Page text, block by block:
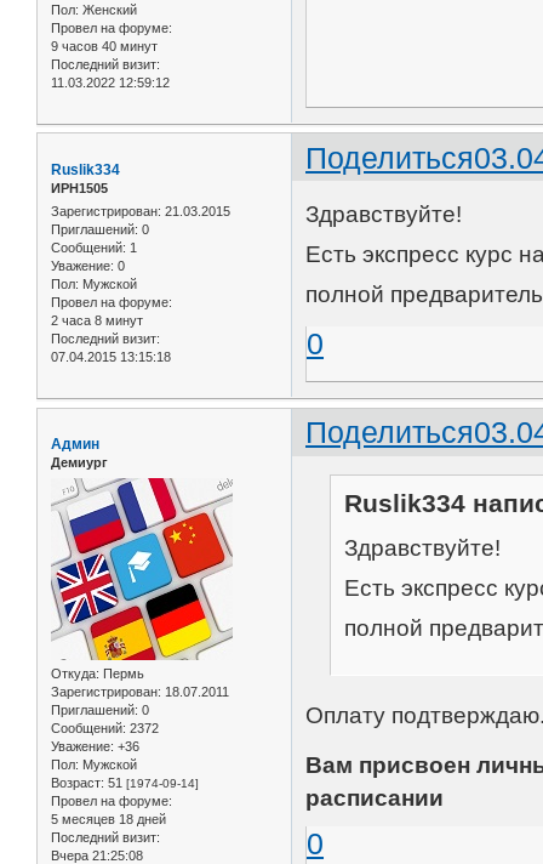
Пол: Женский
Провел на форуме:
9 часов 40 минут
Последний визит:
11.03.2022 12:59:12
Поделиться
Ruslik334
ИРН1505
Зарегистрирован: 21.03.2015
Приглашений: 0
Сообщений: 1
Уважение: 0
Пол: Мужской
Провел на форуме:
2 часа 8 минут
Последний визит:
07.04.2015 13:15:18
Здравствуйте!
Есть экспресс курс
полной
0
Поделиться
Админ
Демиург
Откуда: Пермь
Зарегистрирован: 18.07.2011
Приглашений: 0
Сообщений: 2372
Уважение: +36
Пол: Мужской
Возраст: 51 [1974-09-14]
Провел на форуме:
5 месяцев 18 дней
Последний визит:
Вчера 21:25:08
Ruslik334
Здравствуйте!
Есть экспресс
полной
Оплату
Вам присвоен
расписании
0